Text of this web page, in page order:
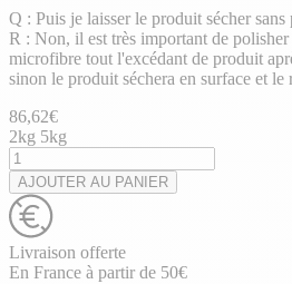
Q : Puis je laisser le produit sécher sans
R : Non, il est très important de
microfibre tout l'excédant de produit
sinon le produit séchera en surface et le
86,62€
2kg 5kg
AJOUTER AU PANIER
Livraison offerte
En France à partir de 50€